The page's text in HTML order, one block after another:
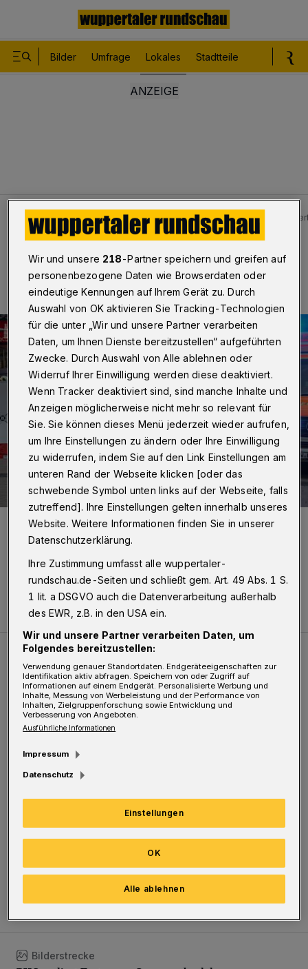
Bilder Umfrage Lokales Stadtteile
Lokales Bilder: Todesfall an der Alten Freiheit​ in
Bilderstrecke
Todesfall an der Alten Freiheit
Weitere Bilderstrecken
Sommer in der Elberfelder City
Sommer in der Elberfelder City
BHC verliert Test gegen Gummersbach knapp
Bilderstrecke
Wir und unsere 218-Partner speichern und greifen auf
personenbezogene Daten wie Browserdaten oder
eindeutige Kennungen auf Ihrem Gerät zu. Durch
Auswahl von OK aktivieren Sie Tracking-Technologien
für die unter „Wir und unsere Partner verarbeiten
Daten, um Ihnen Dienste bereitzustellen“ aufgeführten
Zwecke. Durch Auswahl von Alle ablehnen oder
Widerruf Ihrer Einwilligung werden diese deaktiviert.
Wenn Tracker deaktiviert sind, sind manche Inhalte und
Anzeigen möglicherweise nicht mehr so relevant für
Sie. Sie können dieses Menü jederzeit wieder aufrufen,
um Ihre Einstellungen zu ändern oder Ihre Einwilligung
zu widerrufen, indem Sie auf den Link Einstellungen am
unteren Rand der Webseite klicken [oder das
schwebende Symbol unten links auf der Webseite, falls
zutreffend]. Ihre Einstellungen gelten innerhalb unseres
Website. Weitere Informationen finden Sie in unserer
Datenschutzerklärung.
Ihre Zustimmung umfasst alle wuppertaler-
rundschau.de-Seiten und schließt gem. Art. 49 Abs. 1 S.
1 lit. a DSGVO auch die Datenverarbeitung außerhalb
des EWR, z.B. in den USA ein.
Wir und unsere Partner verarbeiten Daten, um
Folgendes bereitzustellen:
Verwendung genauer Standortdaten. Endgeräteeigenschaften zur
Identifikation aktiv abfragen. Speichern von oder Zugriff auf
Informationen auf einem Endgerät. Personalisierte Werbung und
Inhalte, Messung von Werbeleistung und der Performance von
Inhalten, Zielgruppenforschung sowie Entwicklung und
Verbesserung von Angeboten.
Ausführliche Informationen
Impressum
Datenschutz
Einstellungen
Alle ablehnen
OK